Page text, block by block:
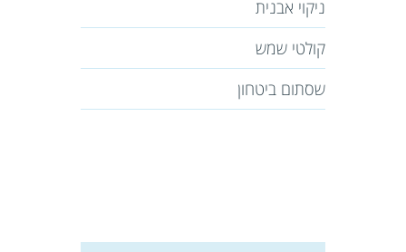
ניקוי אבנית
קולטי שמש
שסתום ביטחון